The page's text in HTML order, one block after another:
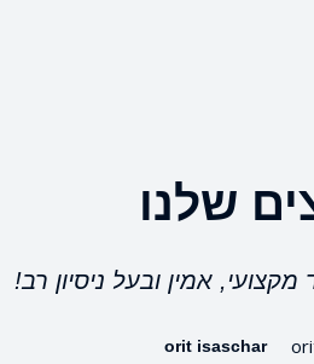
שלנו
אמין ובעל ניסיון רב!
orit isaschar